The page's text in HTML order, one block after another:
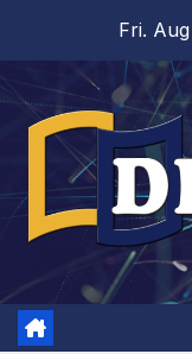
content
Fri.